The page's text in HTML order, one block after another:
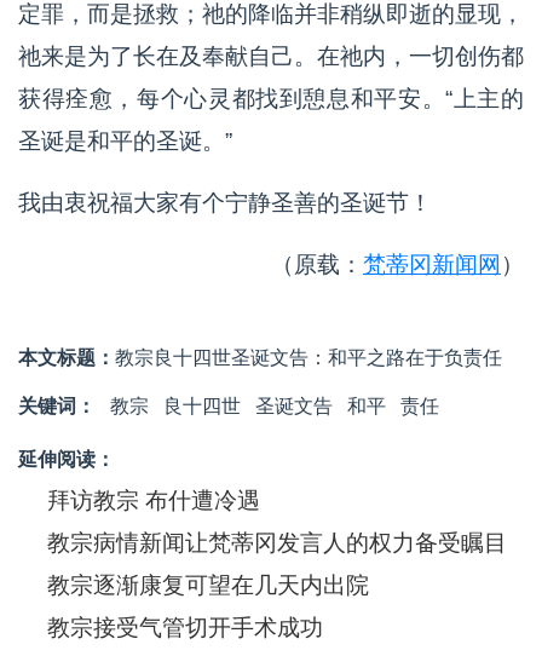
定罪，而是拯救；祂的降临并非稍纵即逝的显现，
祂来是为了长在及奉献自己。在祂内，一切创伤都
获得痊愈，每个心灵都找到憩息和平安。“上主的
圣诞是和平的圣诞。”
我由衷祝福大家有个宁静圣善的圣诞节！
（原载： 梵蒂冈新闻网 ）
本文标题： 教宗良十四世圣诞文告：和平之路在于负责任
关键词： 教宗 良十四世 圣诞文告 和平 责任
延伸阅读：
拜访教宗 布什遭冷遇
教宗病情新闻让梵蒂冈发言人的权力备受瞩目
教宗逐渐康复可望在几天内出院
教宗接受气管切开手术成功